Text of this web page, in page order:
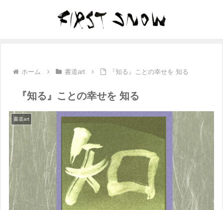
ホーム 書道art 『知る』ことの幸せを 知る
『知る』ことの幸せを 知る
書道art